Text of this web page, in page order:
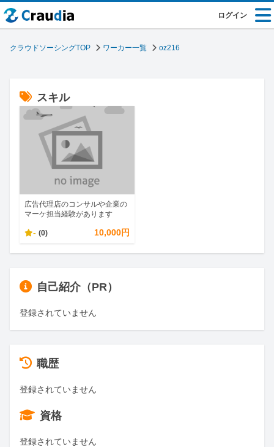
ログイン
クラウドソーシングTOP ワーカー一覧 oz216
スキル
広告代理店のコンサルや企業の
マーケ担当経験があります
- (0) 10,000円
自己紹介（PR）
登録されていません
職歴
登録されていません
資格
登録されていません